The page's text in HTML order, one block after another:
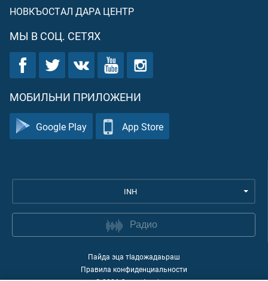
НОВКЪОСТАЛ ДАРА ЦЕНТР
МЫ В СОЦ. СЕТЯХ
МОБИЛЬНИ ПРИЛОЖЕНИ
Google Play App Store
INH
Радио
Пайда эца тIадожадаьраш
Правила конфиденциальности